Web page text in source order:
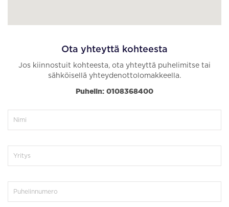
Ota yhteyttä kohteesta
Jos kiinnostuit kohteesta, ota yhteyttä puhelimitse tai
sähköisellä yhteydenottolomakkeella.
Puhelin: 0108368400